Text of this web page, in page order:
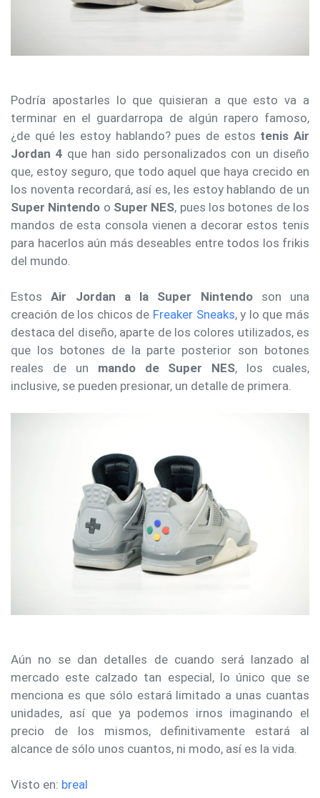
Podría apostarles lo que quisieran a que esto va a
terminar en el guardarropa de algún rapero famoso,
¿de qué les estoy hablando? pues de estos tenis Air
Jordan 4 que han sido personalizados con un diseño
que, estoy seguro, que todo aquel que haya crecido en
los noventa recordará, así es, les estoy hablando de un
Super Nintendo o Super NES, pues los botones de los
mandos de esta consola vienen a decorar estos tenis
para hacerlos aún más deseables entre todos los frikis
del mundo.
EstosAir Jordan a la Super Nintendoson una
creación de los chicos de Freaker Sneaks, y lo que más
destaca del diseño, aparte de los colores utilizados, es
que los botones de la parte posterior son botones
reales de un mando de Super NES, los cuales,
inclusive, se pueden presionar, un detalle de primera.
Aún no se dan detalles de cuando será lanzado al
mercado este calzado tan especial, lo único que se
menciona es que sólo estará limitado a unas cuantas
unidades, así que ya podemos irnos imaginando el
precio de los mismos, definitivamente estará al
alcance de sólo unos cuantos, ni modo, así es la vida.
Visto en: breal